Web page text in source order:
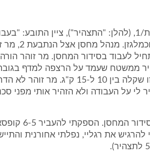
2. בתצהיר עדותו הראשית, ת/1, (להלן: "התצהיר"), ציין
הנתבעת 2 שימשתי
לעבוד בסידור המחסן. מר זוהר
מטרים. כל קופסת קרטון כזו שקלה בין 10 ל-15
על העבודה ולא הזהיר אותי מפני
בתאריך 25.5.99,
את רגליי, נפלתי אחורנית